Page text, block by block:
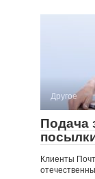
Другое
Подача
Клиенты